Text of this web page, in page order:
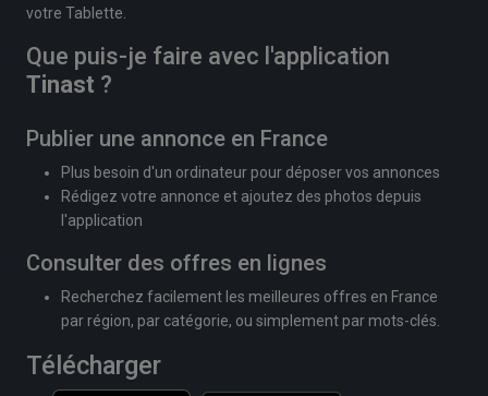
votre Tablette.
Que puis-je faire avec l'application
Tinast ?
Publier une annonce en France
Plus besoin d'un ordinateur pour déposer vos annonces
Rédigez votre annonce et ajoutez des photos depuis
l'application
Consulter des offres en lignes
Recherchez facilement les meilleures offres en France
par région, par catégorie, ou simplement par mots-clés.
Télécharger